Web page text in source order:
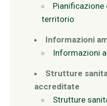
Pianificazione
territorio
Informazioni
Informazioni
Strutture
accreditate
Strutture